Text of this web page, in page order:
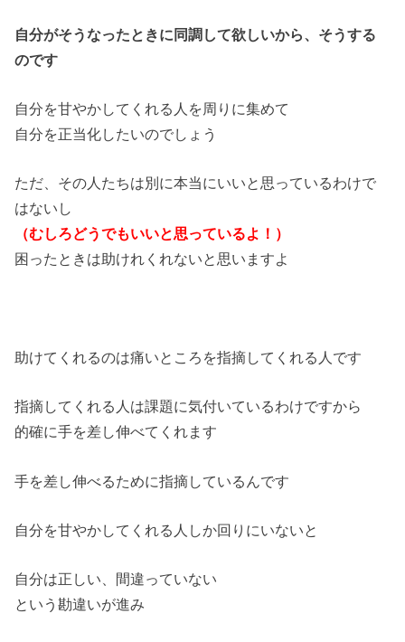
自分がそうなったときに同調して欲しいから、そうする
のです
自分を甘やかしてくれる人を周りに集めて
自分を正当化したいのでしょう
ただ、その人たちは別に本当にいいと思っているわけで
はないし
（むしろどうでもいいと思っているよ！）
困ったときは助けれくれないと思いますよ
助けてくれるのは痛いところを指摘してくれる人です
指摘してくれる人は課題に気付いているわけですから
的確に手を差し伸べてくれます
手を差し伸べるために指摘しているんです
自分を甘やかしてくれる人しか回りにいないと
自分は正しい、間違っていない
という勘違いが進み